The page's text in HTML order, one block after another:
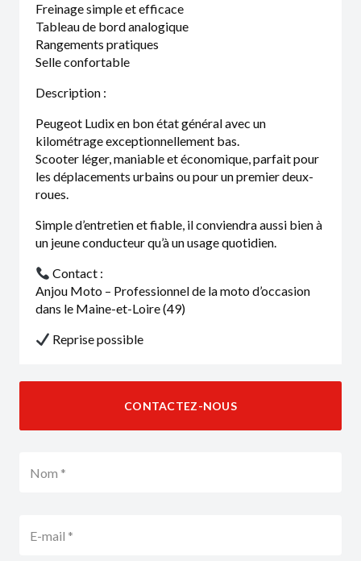
Freinage simple et efficace
Tableau de bord analogique
Rangements pratiques
Selle confortable
Description :
Peugeot Ludix en bon état général avec un
kilométrage exceptionnellement bas.
Scooter léger, maniable et économique, parfait pour
les déplacements urbains ou pour un premier deux-
roues.
Simple d’entretien et fiable, il conviendra aussi bien à
un jeune conducteur qu’à un usage quotidien.
Contact :
Anjou Moto – Professionnel de la moto d’occasion
dans le Maine-et-Loire (49)
Reprise possible
CONTACTEZ-NOUS